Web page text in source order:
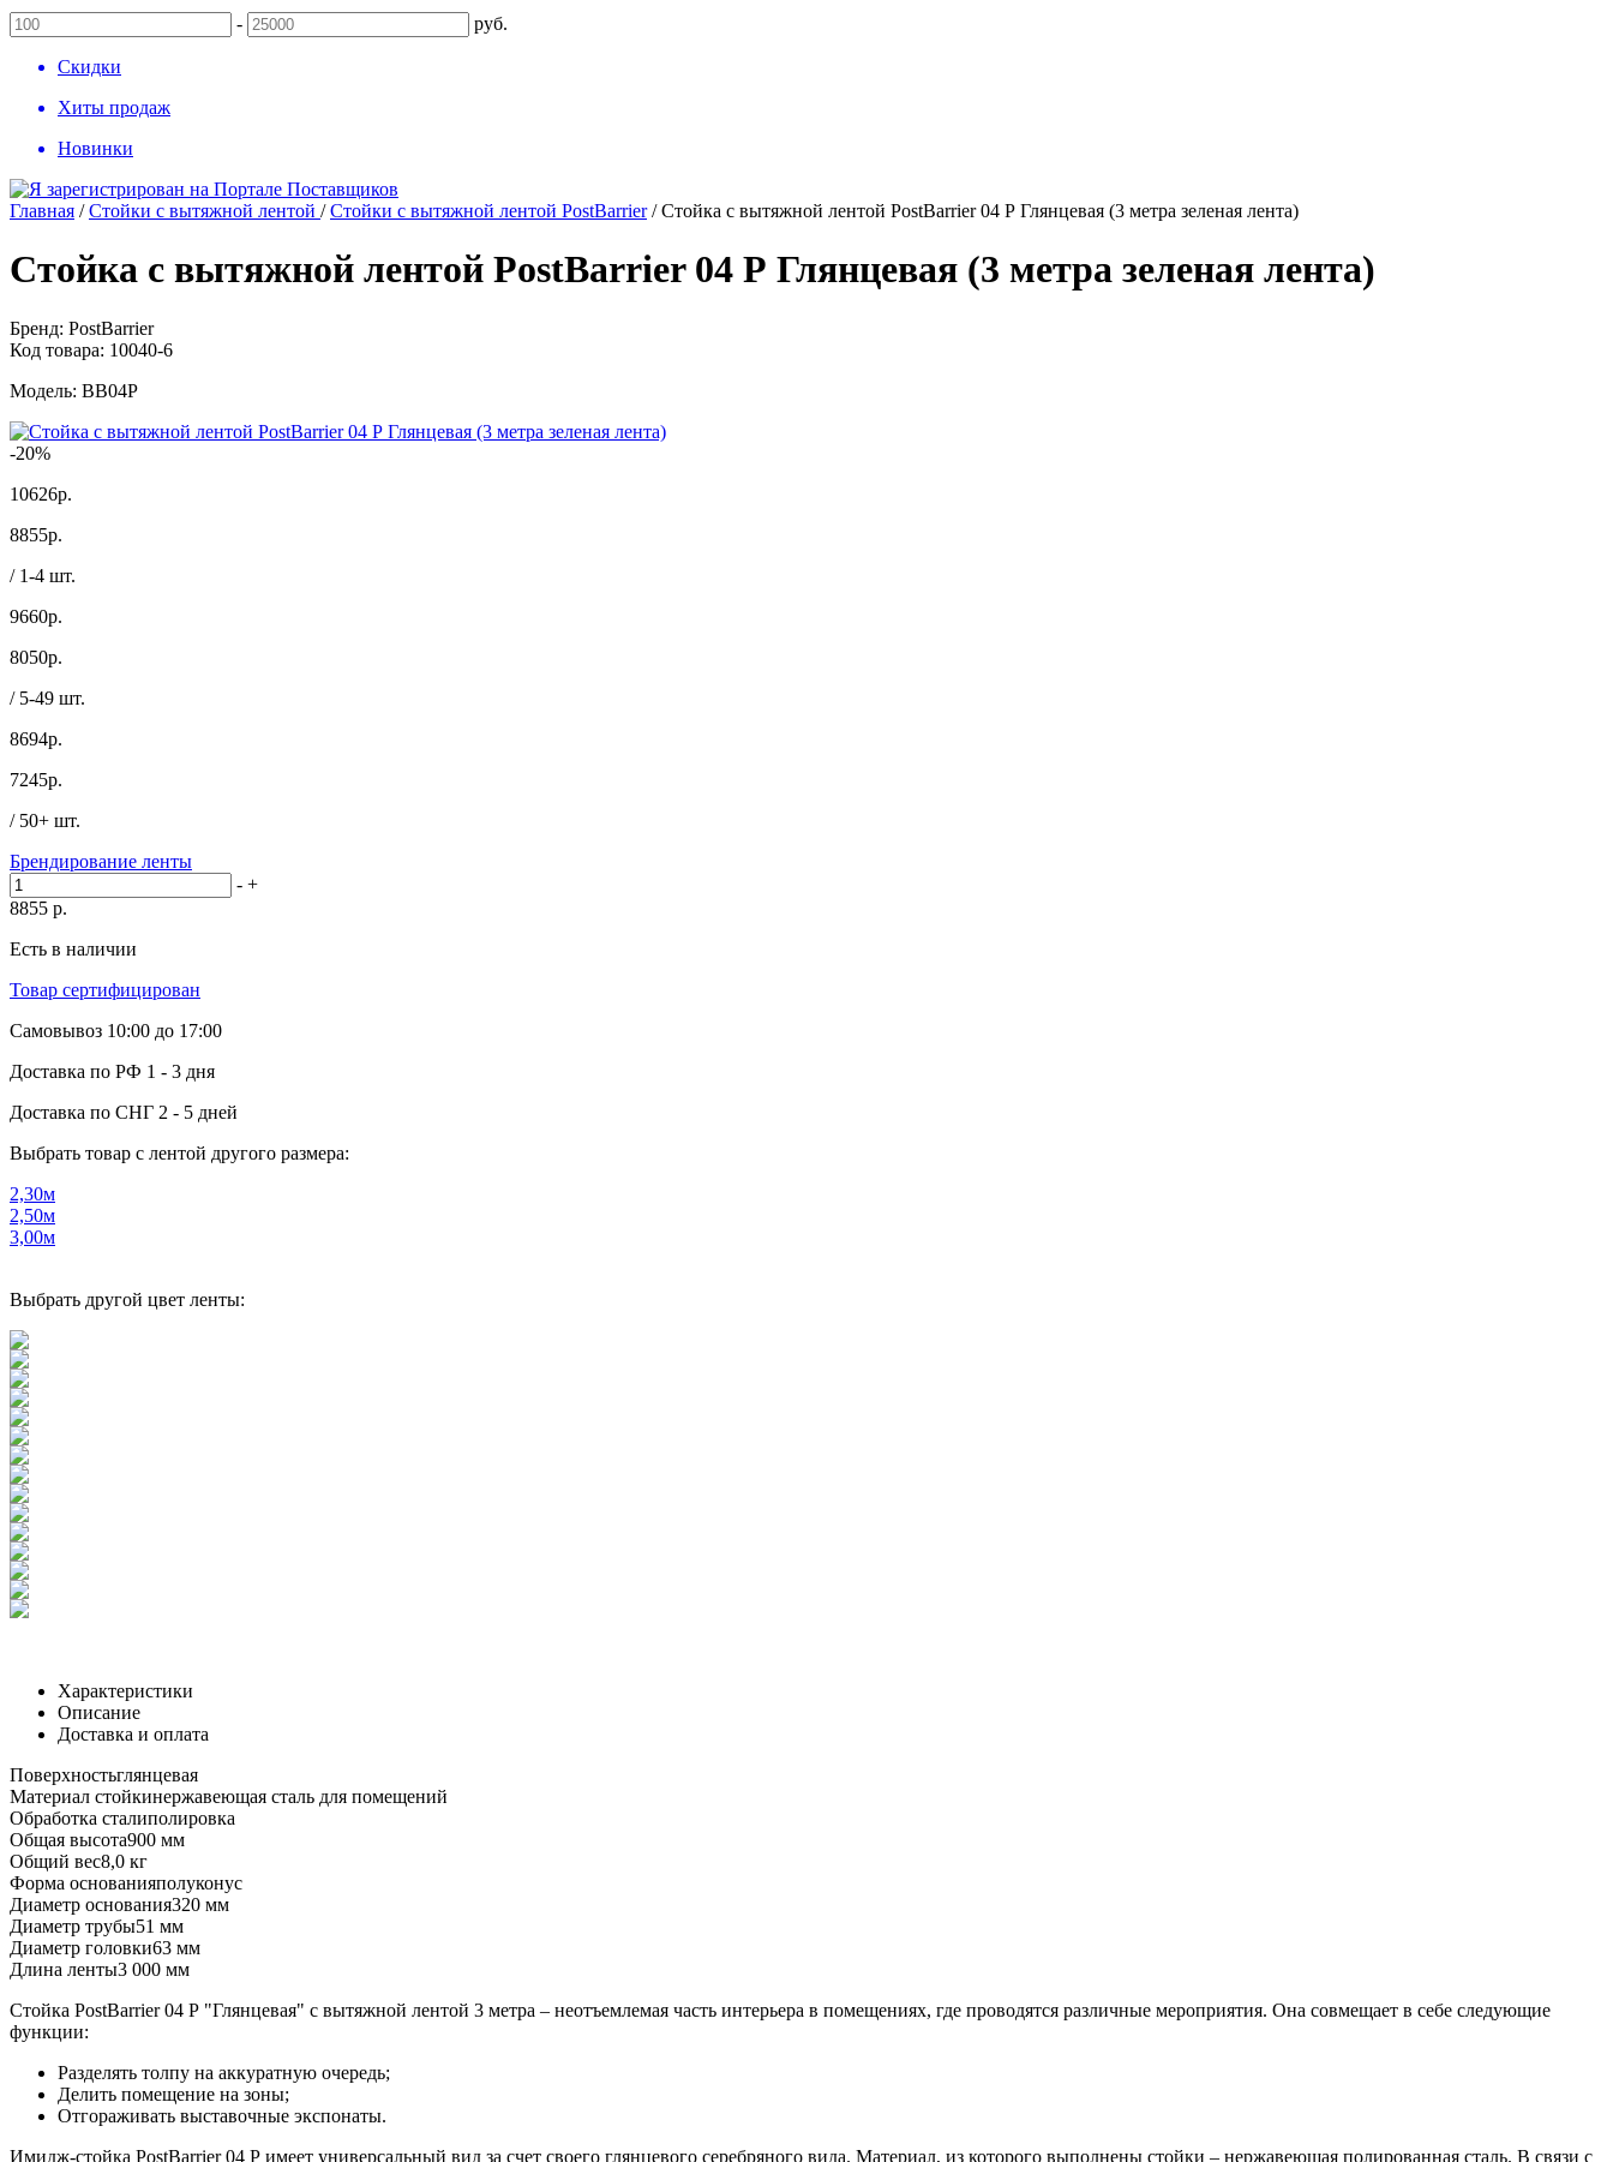
- руб.
Скидки
Хиты продаж
Новинки
Главная /Стойки с вытяжной лентой /Стойки с вытяжной лентой PostBarrier/Стойка с вытяжной лентой PostBarrier 04 Р Глянцевая (3 метра зеленая лента)
Стойка с вытяжной лентой PostBarrier 04 Р Глянцевая (3 метра зеленая лента)
Бренд: PostBarrier
Код товара: 10040-6
Модель: BB04P
-20%
10626р.
8855р.
/ 1-4 шт.
9660р.
8050р.
/ 5-49 шт.
8694р.
7245р.
/ 50+ шт.
Брендирование ленты
- +
8855 р.
Есть в наличии
Товар сертифицирован
Самовывоз 10:00 до 17:00
Доставка по РФ 1 - 3 дня
Доставка по СНГ 2 - 5 дней
Выбрать товар с лентой другого размера:
2,30м
2,50м
3,00м
Выбрать другой цвет ленты:
Характеристики
Описание
Доставка и оплата
Поверхностьглянцевая
Материал стойкинержавеющая сталь для помещений
Обработка сталиполировка
Общая высота900 мм
Общий вес8,0 кг
Форма основанияполуконус
Диаметр основания320 мм
Диаметр трубы51 мм
Диаметр головки63 мм
Длина ленты3 000 мм
Стойка PostBarrier 04 Р "Глянцевая" с вытяжной лентой 3 метра – неотъемлемая часть интерьера в помещениях, где проводятся различные мероприятия. Она совмещает в себе следующие
функции:
Разделять толпу на аккуратную очередь;
Делить помещение на зоны;
Отгораживать выставочные экспонаты.
Имидж-стойка PostBarrier 04 Р имеет универсальный вид за счет своего глянцевого серебряного вида. Материал, из которого выполнены стойки – нержавеющая полированная сталь. В связи с